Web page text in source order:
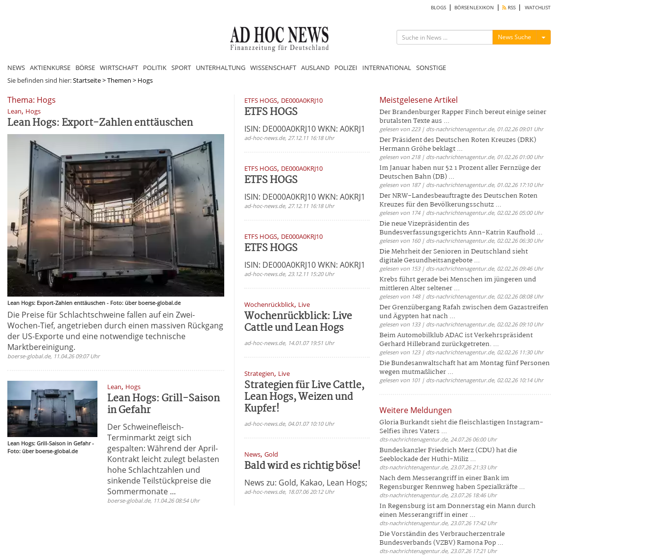
BLOGS BÖRSENLEXIKON RSS WATCHLIST
News Suche Menü ein-/ausblenden
NEWS AKTIENKURSE BÖRSE WIRTSCHAFT POLITIK SPORT UNTERHALTUNG WISSENSCHAFT AUSLAND POLIZEI INTERNATIONAL SONSTIGE
Sie befinden sind hier:Startseite>Themen > Hogs
Thema: Hogs
Lean, Hogs
Lean Hogs: Export-Zahlen enttäuschen
Lean Hogs: Export-Zahlen enttäuschen - Foto: über boerse-global.de
Die Preise für Schlachtschweine fallen auf ein Zwei-
Wochen-Tief, angetrieben durch einen massiven Rückgang
der US-Exporte und eine notwendige technische
Marktbereinigung.
boerse-global.de, 11.04.26 09:07 Uhr
Lean Hogs: Grill-Saison in Gefahr -
Foto: über boerse-global.de
Lean, Hogs
Lean Hogs: Grill-Saison
in Gefahr
Der Schweinefleisch-
Terminmarkt zeigt sich
gespalten: Während der April-
Kontrakt leicht zulegt belasten
hohe Schlachtzahlen und
sinkende Teilstückpreise die
Sommermonate ...
boerse-global.de, 11.04.26 08:54 Uhr
ETFS HOGS, DE000A0KRJ10
ETFS HOGS
ISIN: DE000A0KRJ10 WKN: A0KRJ1
ad-hoc-news.de, 27.12.11 16:18 Uhr
ETFS HOGS, DE000A0KRJ10
ETFS HOGS
ISIN: DE000A0KRJ10 WKN: A0KRJ1
ad-hoc-news.de, 27.12.11 16:18 Uhr
ETFS HOGS, DE000A0KRJ10
ETFS HOGS
ISIN: DE000A0KRJ10 WKN: A0KRJ1
ad-hoc-news.de, 23.12.11 15:20 Uhr
Wochenrückblick, Live
Wochenrückblick: Live
Cattle und Lean Hogs
ad-hoc-news.de, 14.01.07 19:51 Uhr
Strategien, Live
Strategien für Live Cattle,
Lean Hogs, Weizen und
Kupfer!
ad-hoc-news.de, 04.01.07 10:10 Uhr
News, Gold
Bald wird es richtig böse!
News zu: Gold, Kakao, Lean Hogs;
ad-hoc-news.de, 18.07.06 20:12 Uhr
Meistgelesene Artikel
Der Brandenburger Rapper Finch bereut einige seiner
brutalsten Texte aus ...
gelesen von 223 | dts-nachrichtenagentur.de, 01.02.26 09:01 Uhr
Der Präsident des Deutschen Roten Kreuzes (DRK)
Hermann Gröhe beklagt ...
gelesen von 218 | dts-nachrichtenagentur.de, 01.02.26 01:00 Uhr
Im Januar haben nur 52 1 Prozent aller Fernzüge der
Deutschen Bahn (DB) ...
gelesen von 187 | dts-nachrichtenagentur.de, 01.02.26 17:10 Uhr
Der NRW-Landesbeauftragte des Deutschen Roten
Kreuzes für den Bevölkerungsschutz ...
gelesen von 174 | dts-nachrichtenagentur.de, 02.02.26 05:00 Uhr
Die neue Vizepräsidentin des
Bundesverfassungsgerichts Ann-Katrin Kaufhold ...
gelesen von 160 | dts-nachrichtenagentur.de, 02.02.26 06:30 Uhr
Die Mehrheit der Senioren in Deutschland sieht
digitale Gesundheitsangebote ...
gelesen von 153 | dts-nachrichtenagentur.de, 02.02.26 09:46 Uhr
Krebs führt gerade bei Menschen im jüngeren und
mittleren Alter seltener ...
gelesen von 148 | dts-nachrichtenagentur.de, 02.02.26 08:08 Uhr
Der Grenzübergang Rafah zwischen dem Gazastreifen
und Ägypten hat nach ...
gelesen von 133 | dts-nachrichtenagentur.de, 02.02.26 09:10 Uhr
Beim Automobilklub ADAC ist Verkehrspräsident
Gerhard Hillebrand zurückgetreten. ...
gelesen von 123 | dts-nachrichtenagentur.de, 02.02.26 11:30 Uhr
Die Bundesanwaltschaft hat am Montag fünf Personen
wegen mutmaßlicher ...
gelesen von 101 | dts-nachrichtenagentur.de, 02.02.26 10:14 Uhr
Weitere Meldungen
Gloria Burkandt sieht die fleischlastigen Instagram-
Selfies ihres Vaters ...
dts-nachrichtenagentur.de, 24.07.26 06:00 Uhr
Bundeskanzler Friedrich Merz (CDU) hat die
Seeblockade der Huthi-Miliz ...
dts-nachrichtenagentur.de, 23.07.26 21:33 Uhr
Nach dem Messerangriff in einer Bank im
Regensburger Rennweg haben Spezialkräfte ...
dts-nachrichtenagentur.de, 23.07.26 18:46 Uhr
In Regensburg ist am Donnerstag ein Mann durch
einen Messerangriff in einer ...
dts-nachrichtenagentur.de, 23.07.26 17:42 Uhr
Die Vorständin des Verbraucherzentrale
Bundesverbands (VZBV) Ramona Pop ...
dts-nachrichtenagentur.de, 23.07.26 17:21 Uhr